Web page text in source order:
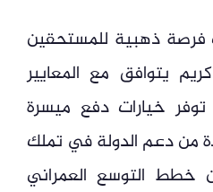
فرصة ذهبية للمستحقين
يتوافق مع المعايير
توفر خيارات دفع ميسرة
من دعم الدولة في تملك
خطط التوسع العمراني